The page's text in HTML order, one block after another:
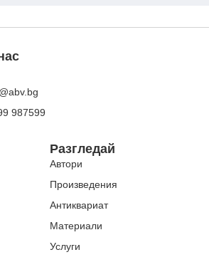
Разгледай
Автори
Произведения
Антиквариат
Материали
Услуги
987599